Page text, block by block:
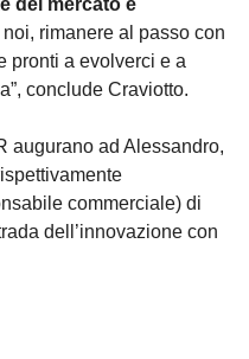
del mercato e
noi, rimanere al passo con
pronti a evolverci e a
conclude Craviotto.
augurano ad Alessandro,
commerciale) di
dell’innovazione con